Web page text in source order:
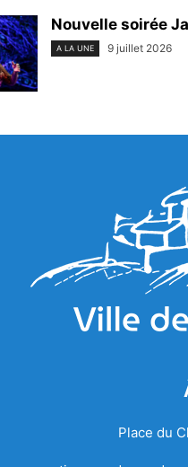
Nouvelle soirée
A LA UNE 9 juillet 2026
Place du